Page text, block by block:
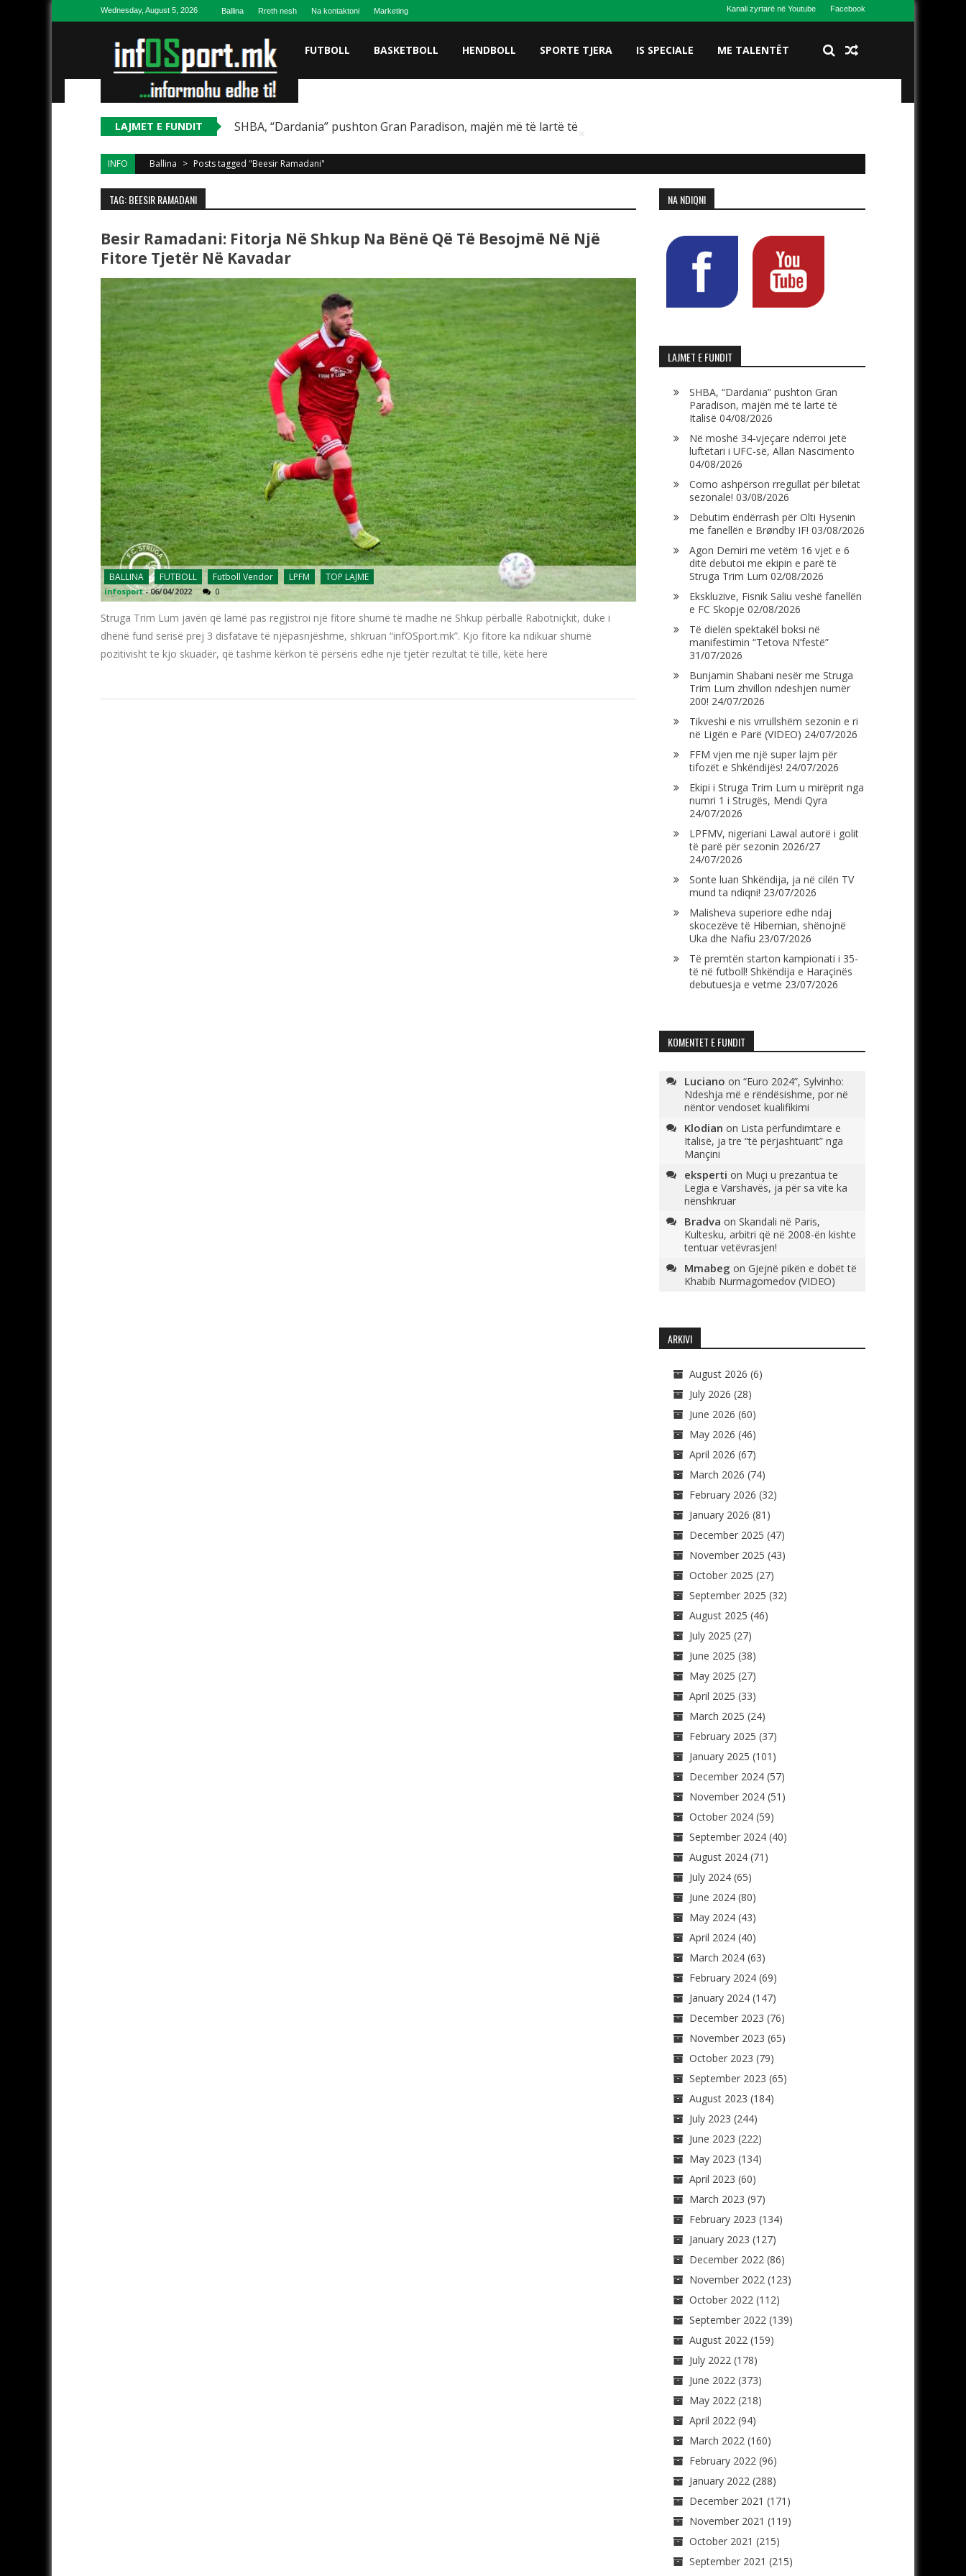
Skip to contentWednesday, August 5, 2026 Ballina Rreth nesh Na kontaktoni Marketing Kanali zyrtarë në Youtube Facebook
FUTBOLL BASKETBOLL HENDBOLL SPORTE TJERA IS SPECIALE ME TALENTËT
LAJMET E FUNDIT SHBA, “Dardania” pushton Gran Paradison, majën më të lartë të Italisë
INFO Ballina > Posts tagged "Beesir Ramadani"
TAG: BEESIR RAMADANI
Besir Ramadani: Fitorja Në Shkup Na Bënë Që Të Besojmë Në Një
Fitore Tjetër Në Kavadar
BALLINA FUTBOLL Futboll Vendor LPFM TOP LAJME
infosport -06/04/2022 0
Struga Trim Lum javën që lamë pas regjistroi një fitore shumë të madhe në Shkup përballë Rabotniçkit, duke i
dhënë fund serisë prej 3 disfatave të njëpasnjëshme, shkruan “infOSport.mk”. Kjo fitore ka ndikuar shumë
pozitivisht te kjo skuadër, që tashmë kërkon të përsëris edhe një tjetër rezultat të tillë, këtë herë
NA NDIQNI
LAJMET E FUNDIT
SHBA, “Dardania” pushton Gran
Paradison, majën më të lartë të
Italisë 04/08/2026
Në moshë 34-vjeçare ndërroi jetë
luftëtari i UFC-së, Allan Nascimento
04/08/2026
Como ashpërson rregullat për biletat
sezonale! 03/08/2026
Debutim ëndërrash për Olti Hysenin
me fanellën e Brøndby IF! 03/08/2026
Agon Demiri me vetëm 16 vjet e 6
ditë debutoi me ekipin e parë të
Struga Trim Lum 02/08/2026
Ekskluzive, Fisnik Saliu veshë fanellën
e FC Skopje 02/08/2026
Të dielën spektakël boksi në
manifestimin “Tetova N’festë”
31/07/2026
Bunjamin Shabani nesër me Struga
Trim Lum zhvillon ndeshjen numër
200! 24/07/2026
Tikveshi e nis vrrullshëm sezonin e ri
në Ligën e Parë (VIDEO) 24/07/2026
FFM vjen me një super lajm për
tifozët e Shkëndijës! 24/07/2026
Ekipi i Struga Trim Lum u mirëprit nga
numri 1 i Strugës, Mendi Qyra
24/07/2026
LPFMV, nigeriani Lawal autorë i golit
të parë për sezonin 2026/27
24/07/2026
Sonte luan Shkëndija, ja në cilën TV
mund ta ndiqni! 23/07/2026
Malisheva superiore edhe ndaj
skocezëve të Hibernian, shënojnë
Uka dhe Nafiu 23/07/2026
Të premtën starton kampionati i 35-
të në futboll! Shkëndija e Haraçinës
debutuesja e vetme 23/07/2026
KOMENTET E FUNDIT
Luciano on “Euro 2024”, Sylvinho:
Ndeshja më e rëndësishme, por në
nëntor vendoset kualifikimi
Klodian on Lista përfundimtare e
Italisë, ja tre “të përjashtuarit” nga
Mançini
eksperti on Muçi u prezantua te
Legia e Varshavës, ja për sa vite ka
nënshkruar
Bradva on Skandali në Paris,
Kultesku, arbitri që në 2008-ën kishte
tentuar vetëvrasjen!
Mmabeg on Gjejnë pikën e dobët të
Khabib Nurmagomedov (VIDEO)
ARKIVI
August 2026 (6)
July 2026 (28)
June 2026 (60)
May 2026 (46)
April 2026 (67)
March 2026 (74)
February 2026 (32)
January 2026 (81)
December 2025 (47)
November 2025 (43)
October 2025 (27)
September 2025 (32)
August 2025 (46)
July 2025 (27)
June 2025 (38)
May 2025 (27)
April 2025 (33)
March 2025 (24)
February 2025 (37)
January 2025 (101)
December 2024(57)
November 2024(51)
October 2024(59)
September 2024(40)
August 2024(71)
July 2024(65)
June 2024(80)
May 2024(43)
April 2024(40)
March 2024(63)
February 2024(69)
January 2024(147)
December 2023 (76)
November 2023 (65)
October 2023 (79)
September 2023 (65)
August 2023 (184)
July 2023 (244)
June 2023 (222)
May 2023 (134)
April 2023 (60)
March 2023 (97)
February 2023 (134)
January 2023 (127)
December 2022(86)
November 2022(123)
October 2022(112)
September 2022(139)
August 2022(159)
July 2022(178)
June 2022(373)
May 2022(218)
April 2022(94)
March 2022(160)
February 2022(96)
January 2022(288)
December 2021 (171)
November 2021 (119)
October 2021 (215)
September 2021 (215)